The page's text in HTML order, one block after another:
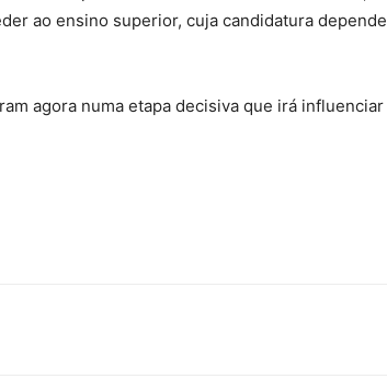
ao ensino superior, cuja candidatura depende
agora numa etapa decisiva que irá influenciar